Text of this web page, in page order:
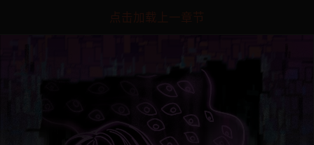
点击加载上一章节